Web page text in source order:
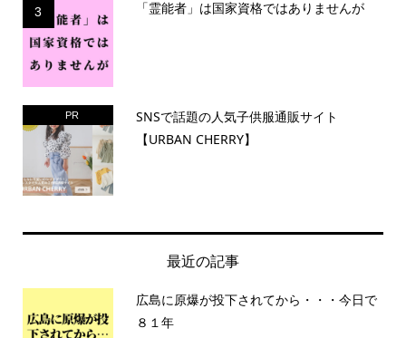
3 「霊能者」は国家資格ではありませんが
PR
SNSで話題の人気子供服通販サイト
【URBAN CHERRY】
最近の記事
広島に原爆が投下されてから・・・今日で
８１年